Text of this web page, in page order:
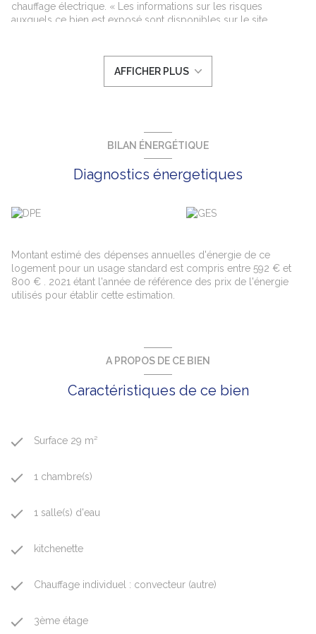
chauffage électrique. « Les informations sur les risques
auxquels ce bien est exposé sont disponibles sur le site
provision pour charges (soumis à la régularisation annuelle). Les
honoraires charge locataire sont de 319,00 euros ( soit 11,00
euros/m² ) dont 87,00 euros pour état des lieux ( soit 3,00
AFFICHER PLUS
BILAN ÉNERGÉTIQUE
Diagnostics énergetiques
Montant estimé des dépenses annuelles d'énergie de ce
logement pour un usage standard est compris entre 592 € et
800 € . 2021 étant l'année de référence des prix de l'énergie
utilisés pour établir cette estimation.
A PROPOS DE CE BIEN
Caractéristiques de ce bien
Surface 29 m²
1 chambre(s)
1 salle(s) d'eau
kitchenette
Chauffage individuel : convecteur (autre)
3ème étage